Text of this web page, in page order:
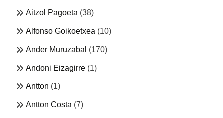
Aitzol Pagoeta (38)
Alfonso Goikoetxea (10)
Ander Muruzabal (170)
Andoni Eizagirre (1)
Antton (1)
Antton Costa (7)